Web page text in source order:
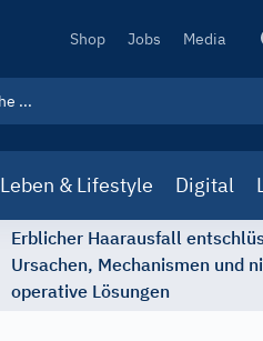
Secondary
Shop Jobs Media
Leben & Lifestyle Digital
Erblicher Haarausfall
Ursachen, Mechanismen und
operative Lösungen